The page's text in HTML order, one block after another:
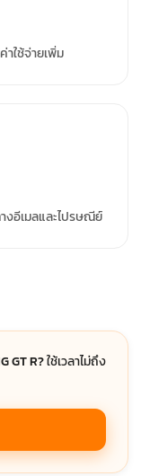
ใช้จ่ายเพิ่ม
งอีเมลและไปรษณีย์
GT R?ใช้เวลาไม่ถึง